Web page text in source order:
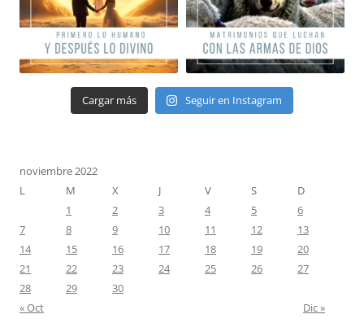
Cargar más Seguir en Instagram
noviembre 2022
L
M X J V S
D
1
2 3 4 5
6
7
8 9 10 11 12
13
14
15 16 17 18 19
20
21
22 23 24 25 26
27
28
29
30
« Oct
Dic »